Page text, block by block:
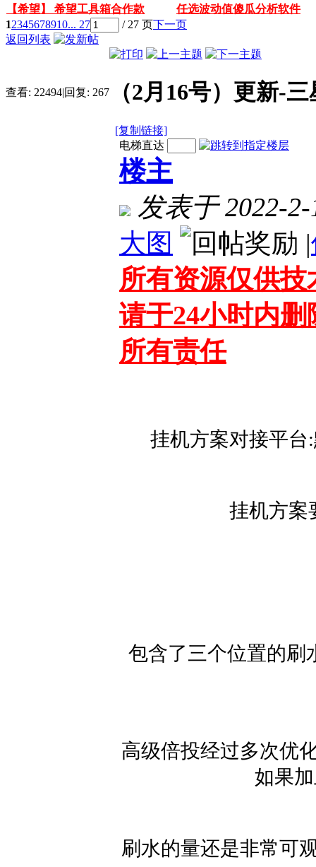
【希望】 希望工具箱合作款
任选波动值傻瓜分析软件
12345678910... 27 / 27 页下一页
返回列表
查看: 22494|回复: 267 （2月16号）更新-
[复制链接]
电梯直达
楼主
发表于 2022-
大图
|
所有资源仅供
请于24小时内
所有责任
挂机方案对接平台
挂机方案
包含了三个位置的刷
高级倍投经过多次优
如果
刷水的量还是非常可